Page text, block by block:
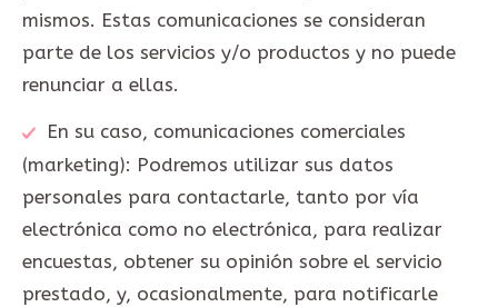
mismos. Estas comunicaciones se consideran
parte de los servicios y/o productos y no puede
renunciar a ellas.
En su caso, comunicaciones comerciales
(marketing): Podremos utilizar sus datos
personales para contactarle, tanto por vía
electrónica como no electrónica, para realizar
encuestas, obtener su opinión sobre el servicio
prestado, y, ocasionalmente, para notificarle